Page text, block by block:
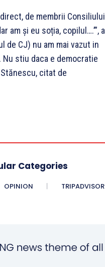
de membrii Consiliului
am și eu soția, copilul….’”, a
de CJ) nu am mai vazut in
Nu stiu daca e democratie
citat de
Categories
OPINION TRIPADVISOR